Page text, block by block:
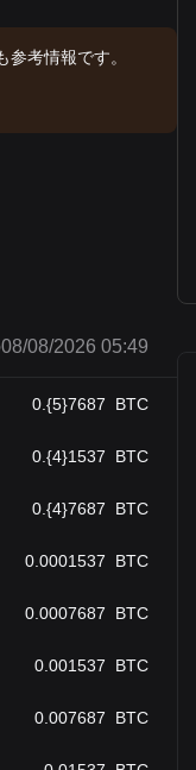
考情報です。
08/2026 05:49
0.{5}7687 BTC
0.{4}1537 BTC
0.{4}7687 BTC
0.0001537 BTC
0.0007687 BTC
0.001537 BTC
0.007687 BTC